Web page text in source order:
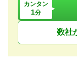
カンタン
1分
数社